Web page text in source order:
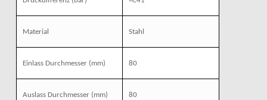
Material Stahl
Einlass Durchmesser(mm) 80
Auslass Durchmesser(mm) 80